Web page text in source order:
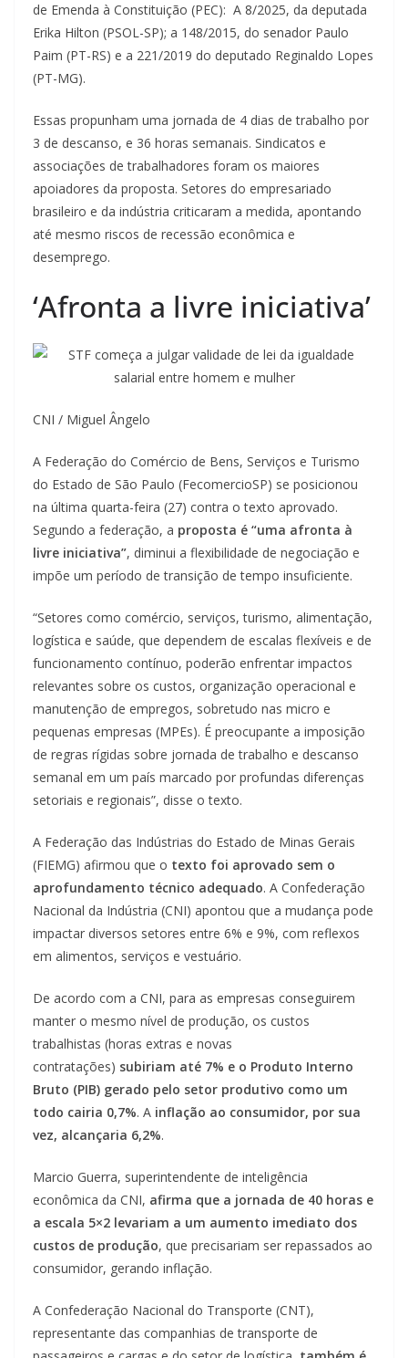
de Emenda à Constituição (PEC): A 8/2025, da deputada
Erika Hilton (PSOL-SP); a 148/2015, do senador Paulo
Paim (PT-RS) e a 221/2019 do deputado Reginaldo Lopes
(PT-MG).
Essas propunham uma jornada de 4 dias de trabalho por
3 de descanso, e 36 horas semanais. Sindicatos e
associações de trabalhadores foram os maiores
apoiadores da proposta. Setores do empresariado
brasileiro e da indústria criticaram a medida, apontando
até mesmo riscos de recessão econômica e
desemprego.
‘Afronta a livre iniciativa’
CNI / Miguel Ângelo
A Federação do Comércio de Bens, Serviços e Turismo
do Estado de São Paulo (FecomercioSP) se posicionou
na última quarta-feira (27) contra o texto aprovado.
Segundo a federação, a proposta é “uma afronta à
livre iniciativa”, diminui a flexibilidade de negociação e
impõe um período de transição de tempo insuficiente.
“Setores como comércio, serviços, turismo, alimentação,
logística e saúde, que dependem de escalas flexíveis e de
funcionamento contínuo, poderão enfrentar impactos
relevantes sobre os custos, organização operacional e
manutenção de empregos, sobretudo nas micro e
pequenas empresas (MPEs). É preocupante a imposição
de regras rígidas sobre jornada de trabalho e descanso
semanal em um país marcado por profundas diferenças
setoriais e regionais”, disse o texto.
A Federação das Indústrias do Estado de Minas Gerais
(FIEMG) afirmou que o texto foi aprovado sem o
aprofundamento técnico adequado. A Confederação
Nacional da Indústria (CNI) apontou que a mudança pode
impactar diversos setores entre 6% e 9%, com reflexos
em alimentos, serviços e vestuário.
De acordo com a CNI, para as empresas conseguirem
manter o mesmo nível de produção, os custos
trabalhistas (horas extras e novas
contratações) subiriam até 7% e o Produto Interno
Bruto (PIB) gerado pelo setor produtivo como um
todo cairia 0,7%. A inflação ao consumidor, por sua
vez, alcançaria 6,2%.
Marcio Guerra, superintendente de inteligência
econômica da CNI, afirma que a jornada de 40 horas e
a escala 5×2 levariam a um aumento imediato dos
custos de produção, que precisariam ser repassados ao
consumidor, gerando inflação.
A Confederação Nacional do Transporte (CNT),
representante das companhias de transporte de